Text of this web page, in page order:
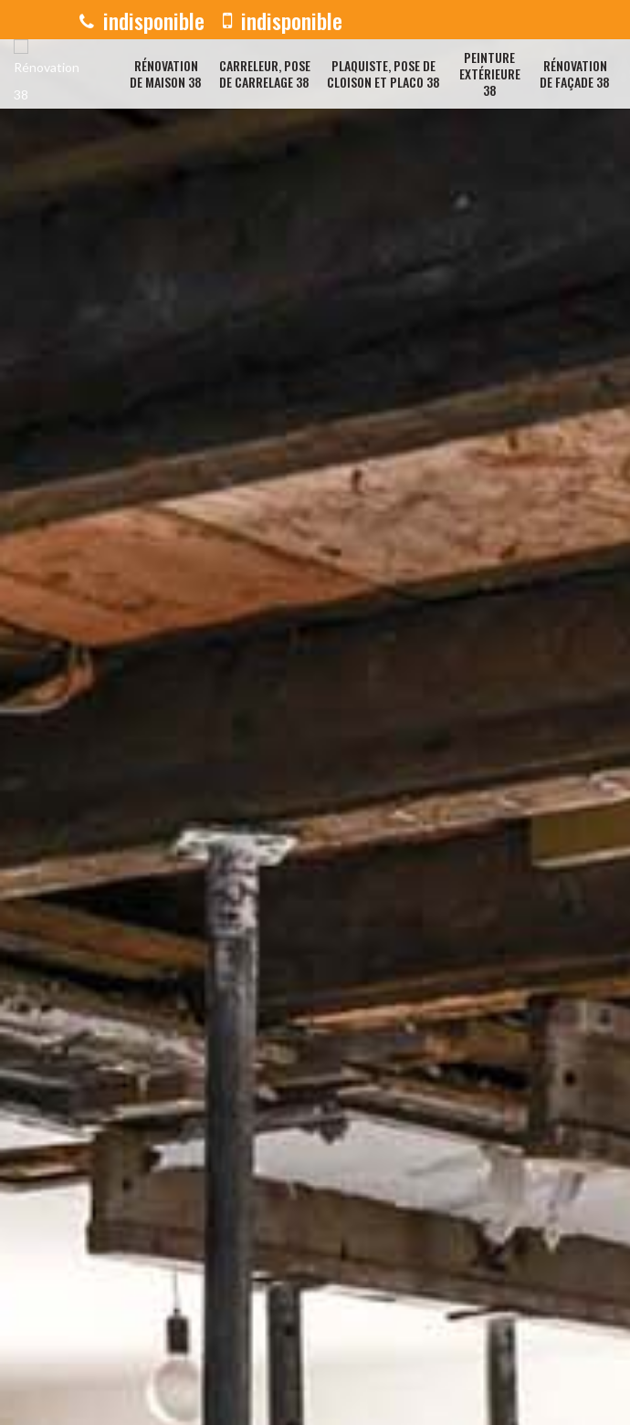
indisponible indisponible
RÉNOVATION
DE MAISON 38
CARRELEUR, POSE
DE CARRELAGE 38
PLAQUISTE, POSE DE
CLOISON ET PLACO 38
PEINTURE
EXTÉRIEURE
38
RÉNOVATION
DE FAÇADE 38